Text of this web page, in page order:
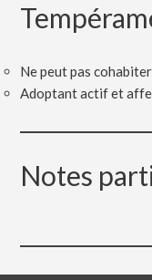
Ne peut pas
Adoptant actif et
Notes